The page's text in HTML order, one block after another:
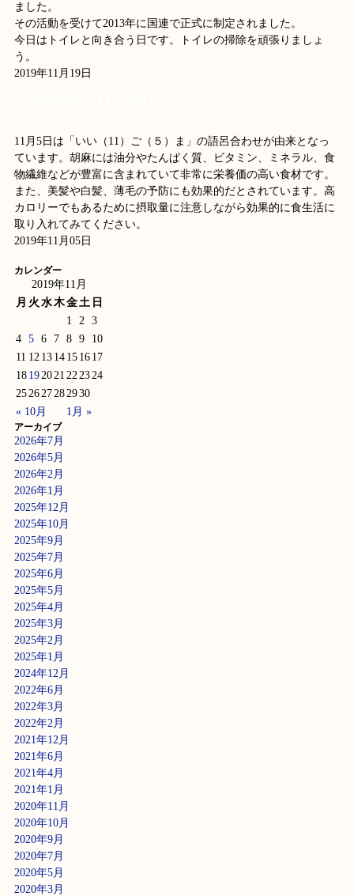
ました。
その活動を受けて2013年に国連で正式に制定されました。
今日はトイレと向き合う日です。トイレの掃除を頑張りましょ
う。
2019年11月19日
11月5日は「いい（11）ご（５）ま」の語呂合わせが由来となっ
ています。胡麻には油分やたんぱく質、ビタミン、ミネラル、食
物繊維などが豊富に含まれていて非常に栄養価の高い食材です。
また、美髪や白髪、薄毛の予防にも効果的だとされています。高
カロリーでもあるために摂取量に注意しながら効果的に食生活に
取り入れてみてください。
2019年11月05日
カレンダー
2019年11月
月 火 水木金土 日
« 10月 1月 »
1 2
3
4
5 6 7 8 9
10
11 12 13 14 15 16 17
18 192021 222324
252627282930
アーカイブ
2026年7月
2026年5月
2026年2月
2026年1月
2025年12月
2025年10月
2025年9月
2025年7月
2025年6月
2025年5月
2025年4月
2025年3月
2025年2月
2025年1月
2024年12月
2022年6月
2022年3月
2022年2月
2021年12月
2021年6月
2021年4月
2021年1月
2020年11月
2020年10月
2020年9月
2020年7月
2020年5月
2020年3月